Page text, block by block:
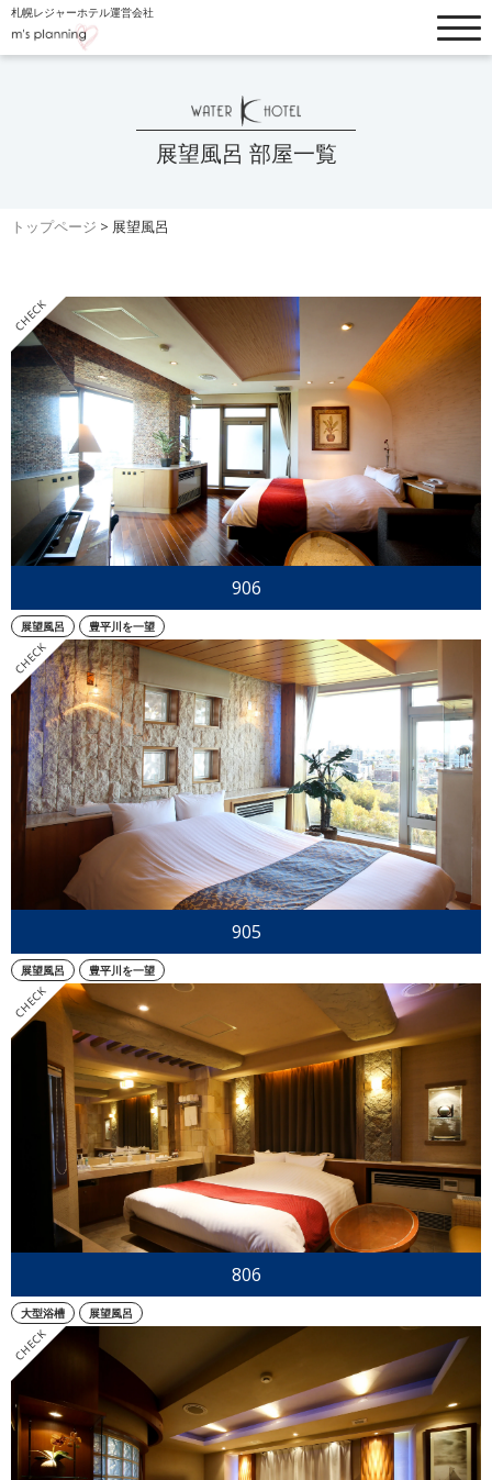
札幌レジャーホテル運営会社
ホテルリスト
客室・料金一覧
設備・オプション
ウォーターホテルK
ホテル縁
フードメニュー
よくあるご質問
採用情報
ご予約
展望風呂 部屋一覧
トップページ > 展望風呂
906
展望風呂 豊平川を一望
905
展望風呂 豊平川を一望
806
大型浴槽 展望風呂